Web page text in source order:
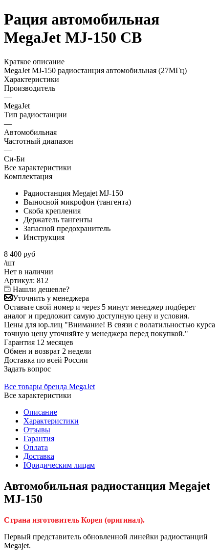
Рация автомобильная
MegaJet MJ-150 СВ
Краткое описание
MegaJet MJ-150 радиостанция автомобильная (27МГц)
Характеристики
Производитель
—
MegaJet
Тип радиостанции
—
Автомобильная
Частотный диапазон
—
Си-Би
Все характеристики
Комплектация
Радиостанция Megajet MJ-150
Выносной микрофон (тангента)
Скоба крепления
Держатель тангенты
Запасной предохранитель
Инструкция
8 400 руб
/шт
Нет в наличии
Артикул: 812
Нашли дешевле?
Уточнить у менеджера
Оставьте свой номер и через 5 минут менеджер подберет
аналог и предложит самую доступную цену и условия.
Цены для юр.лиц "Внимание! В связи с волатильностью курса
точную цену уточняйте у менеджера перед покупкой."
Гарантия 12 месяцев
Обмен и возврат 2 недели
Доставка по всей России
Задать вопрос
Все товары бренда MegaJet
Все характеристики
Описание
Характеристики
Отзывы
Гарантия
Оплата
Доставка
Юридическим лицам
Автомобильная радиостанция Megajet
MJ-150
Страна изготовитель Корея (оригинал).
Первый представитель обновленной линейки радиостанций
Megajet.